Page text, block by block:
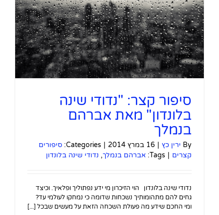
סיפור קצר: "נדודי שינה
בלונדון" מאת אברהם
בנמלך
By ירין כץ | 16 במרץ 2014 |
Categories: סיפורים
קצרים |
Tags: אברהם בנמלך, נדודי שינה בלונדון
נדודי שינה בלונדון הוי הזיכרון מי ידע נפתוליך ופלאיך. וכיצד
גחים להם מתהומותיך נשכחות שדומה כי נמחקו לעולמי עד?
ומי החכם שידע מה פעולת השכחה הזאת על מעשים שבכל [...]